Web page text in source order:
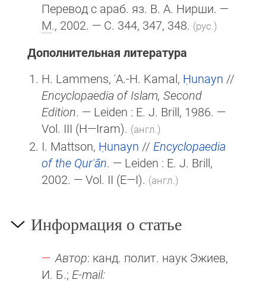
Перевод с араб. яз. В. А. Нирши. —
М., 2002. — С. 344, 347, 348. (рус.)
Дополнительная литература
H. Lammens, ʿA.-H. Kamal, Ḥunayn //
Encyclopaedia of Islam, Second
Edition. — Leiden : E. J. Brill, 1986. —
Vol. III (H—Iram). (англ.)
I. Mattson, Ḥunayn // Encyclopaedia
of the Qurʾān. — Leiden : E. J. Brill,
2002. — Vol. II (E—I). (англ.)
Информация о статье
Автор: канд. полит. наук Эжиев,
И. Б.; E-mail: